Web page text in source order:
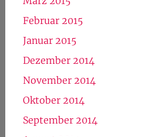
Februar 2015
Januar 2015
Dezember 2014
November 2014
Oktober 2014
September 2014